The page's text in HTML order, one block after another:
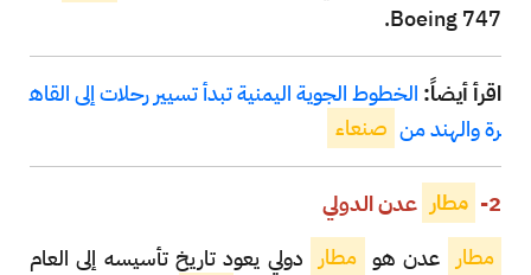
Boeing 747.
اقرأ أيضاً: الخطوط الجوية اليمنية تبدأ تسيير رحلات إلى القاه
رة والهند من صنعاء
2- مطار عدن الدولي
مطار عدن هو مطار دولي يعود تاريخ تأسيسه إلى العام